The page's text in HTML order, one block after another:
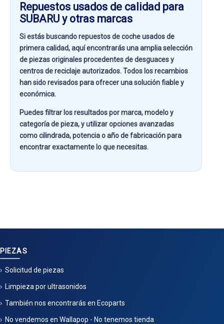
Repuestos usados de calidad para
SUBARU y otras marcas
Si estás buscandorepuestos de coche usados de
primera calidad, aquí encontrarás una amplia selección
de piezas originales procedentes de desguaces y
centros de reciclaje autorizados. Todos los recambios
han sido revisados para ofrecer una solución fiable y
económica.
Puedes filtrar los resultados pormarca, modelo y
categoría de pieza, y utilizar opciones avanzadas
comocilindrada, potencia o año de fabricaciónpara
encontrar exactamente lo que necesitas.
PIEZAS
Solicitud de piezas
Limpieza por ultrasonidos
También nos encontrarás en Ecoparts
No vendemos en Wallapop - No tenemos tienda